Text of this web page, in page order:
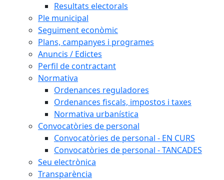
Resultats electorals
Ple municipal
Seguiment econòmic
Plans, campanyes i programes
Anuncis / Edictes
Perfil de contractant
Normativa
Ordenances reguladores
Ordenances fiscals, impostos i taxes
Normativa urbanística
Convocatòries de personal
Convocatòries de personal - EN CURS
Convocatòries de personal - TANCADES
Seu electrònica
Transparència